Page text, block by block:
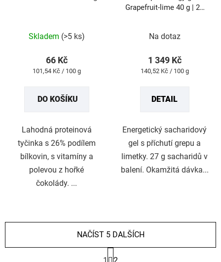
hodnocení
je
5
Skladem (>5 ks)
66 Kč
Měrná
101,54 Kč / 100 g
DO KOŠÍKU
Lahodná proteinová
tyčinka s 26% podílem
bílkovin, s vitamíny a
polevou z hořké
čokolády. ...
Grapefruit-lime 40 g | 24
hodnocení
je
5
Na dotaz
1 349 Kč
Měrná
140,52 Kč / 100 g
DETAIL
Energetický sacharidový
gel s příchutí grepu a
limetky. 27 g sacharidů v
balení. Okamžitá dávka...
NAČÍST 5 DALŠÍCH